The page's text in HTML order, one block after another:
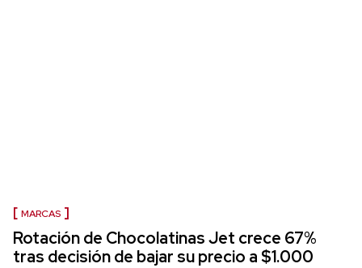
MARCAS
Rotación de Chocolatinas Jet crece 67%
tras decisión de bajar su precio a $1.000